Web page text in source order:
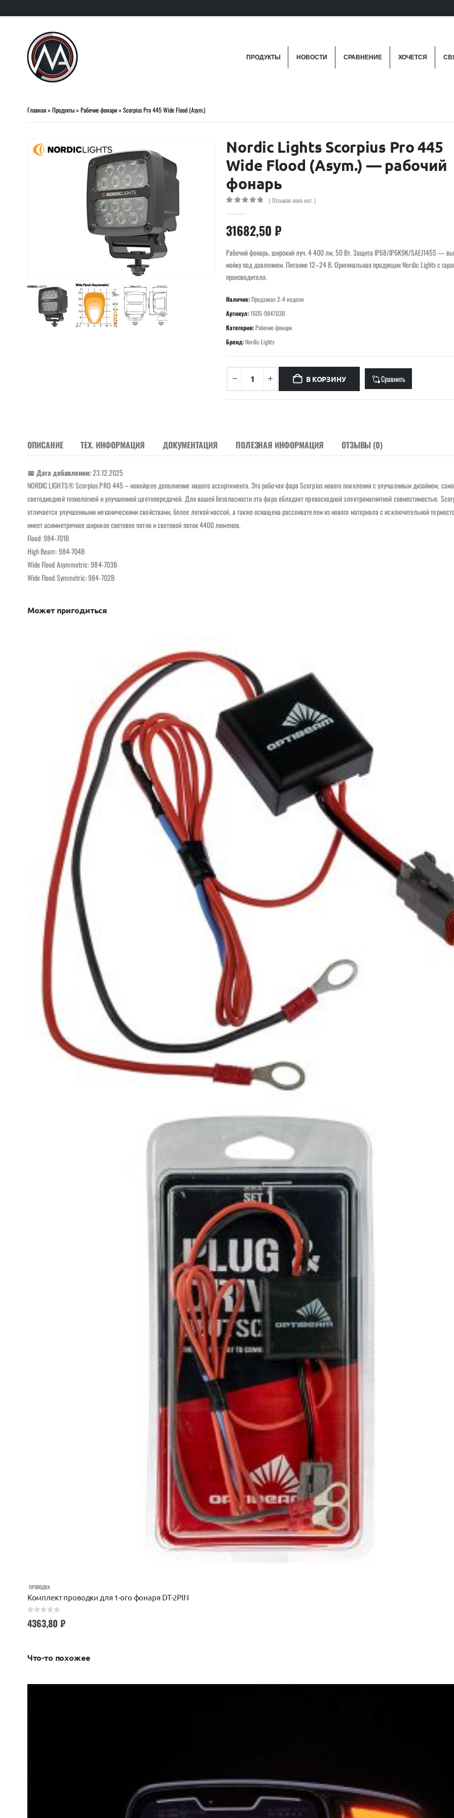
ПРОДУКТЫ НОВОСТИ СРАВНЕНИЕ ХОЧЕТСЯ
Главная» Продукты» Рабочие фонари» Scorpius Pro 445 Wide Flood (Asym.)
Nordic Lights Scorpius Pro 445
Wide Flood (Asym.) — рабочий
фонарь
( Отзывов пока нет. )
31682,50₽
Рабочий фонарь, широкий луч. 4 400 лм, 50 Вт. Защита IP68/IP6K9K/SAEJ1455 —
мойку под давлением. Питание 12–24 В. Оригинальная продукция Nordic Lights с
производителя.
Наличие:Предзаказ 2-4 недели
Артикул:1605-984703B
Категория:Рабочие фонари
Бренд:Nordic Lights
В КОРЗИНУ Сравнить
ОПИСАНИЕ ТЕХ. ИНФОРМАЦИЯ ДОКУМЕНТАЦИЯ ПОЛЕЗНАЯ ИНФОРМАЦИЯ ОТЗЫВЫ (0)
📅 Дата добавления:23.12.2025
NORDIC LIGHTS® Scorpius PRO 445 – новейшее дополнение нашего ассортимента. Это рабочая фара Scorpius нового поколения с улучшенным дизайном,
светодиодной технологией и улучшенной цветопередачей. Для вашей безопасности эта фара обладает превосходной электромагнитной совместимостью.
отличается улучшенными механическими свойствами, более легкой массой, а также оснащена рассеивателем из нового материала с исключительной
имеет асимметричное широкое световое пятно и световой поток 4400 люменов.
Flood: 984-701B
High Beam: 984-704B
Wide Flood Asymmetric: 984-703B
Wide Flood Symmetric: 984-702B
Может пригодиться
ПРОВОДКА
Комплект проводки для 1-ого фонаря DT-2PIN
4363,80 ₽
Что-то похожее